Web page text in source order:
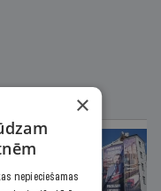
par
×
nepieciešamas